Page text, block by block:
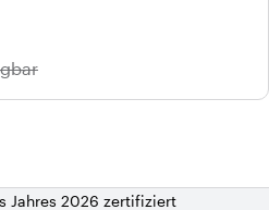
Jahres 2026 zertifiziert